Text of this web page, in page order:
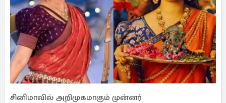
சினிமாவில் அறிமுகமாகும் முன்னர்